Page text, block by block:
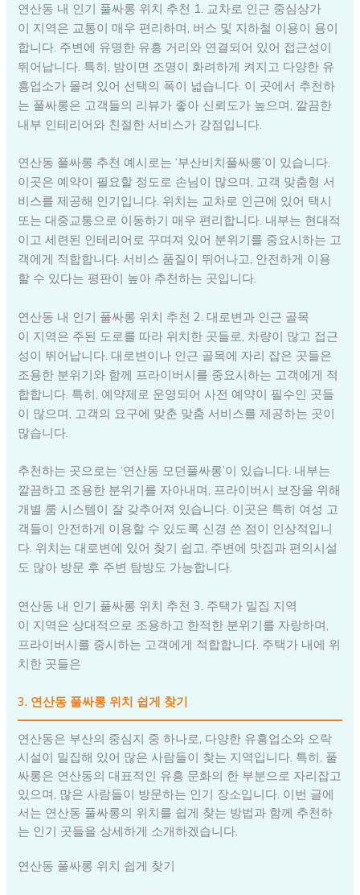
연산동 내 인기 풀싸롱 위치 추천 1. 교차로 인근 중심상가
이 지역은 교통이 매우 편리하며, 버스 및 지하철 이용이 용이
합니다. 주변에 유명한 유흥 거리와 연결되어 있어 접근성이
뛰어납니다. 특히, 밤이면 조명이 화려하게 켜지고 다양한 유
흥업소가 몰려 있어 선택의 폭이 넓습니다. 이 곳에서 추천하
는 풀싸롱은 고객들의 리뷰가 좋아 신뢰도가 높으며, 깔끔한
내부 인테리어와 친절한 서비스가 강점입니다.
연산동 풀싸롱 추천 예시로는 ‘부산비치풀싸롱’이 있습니다.
이곳은 예약이 필요할 정도로 손님이 많으며, 고객 맞춤형 서
비스를 제공해 인기입니다. 위치는 교차로 인근에 있어 택시
또는 대중교통으로 이동하기 매우 편리합니다. 내부는 현대적
이고 세련된 인테리어로 꾸며져 있어 분위기를 중요시하는 고
객에게 적합합니다. 서비스 품질이 뛰어나고, 안전하게 이용
할 수 있다는 평판이 높아 추천하는 곳입니다.
연산동 내 인기 풀싸롱 위치 추천 2. 대로변과 인근 골목
이 지역은 주된 도로를 따라 위치한 곳들로, 차량이 많고 접근
성이 뛰어납니다. 대로변이나 인근 골목에 자리 잡은 곳들은
조용한 분위기와 함께 프라이버시를 중요시하는 고객에게 적
합합니다. 특히, 예약제로 운영되어 사전 예약이 필수인 곳들
이 많으며, 고객의 요구에 맞춘 맞춤 서비스를 제공하는 곳이
많습니다.
추천하는 곳으로는 ‘연산동 모던풀싸롱’이 있습니다. 내부는
깔끔하고 조용한 분위기를 자아내며, 프라이버시 보장을 위해
개별 룸 시스템이 잘 갖추어져 있습니다. 이곳은 특히 여성 고
객들이 안전하게 이용할 수 있도록 신경 쓴 점이 인상적입니
다. 위치는 대로변에 있어 찾기 쉽고, 주변에 맛집과 편의시설
도 많아 방문 후 주변 탐방도 가능합니다.
연산동 내 인기 풀싸롱 위치 추천 3. 주택가 밀집 지역
이 지역은 상대적으로 조용하고 한적한 분위기를 자랑하며,
프라이버시를 중시하는 고객에게 적합합니다. 주택가 내에 위
치한 곳들은
3. 연산동 풀싸롱 위치 쉽게 찾기
연산동은 부산의 중심지 중 하나로, 다양한 유흥업소와 오락
시설이 밀집해 있어 많은 사람들이 찾는 지역입니다. 특히, 풀
싸롱은 연산동의 대표적인 유흥 문화의 한 부분으로 자리잡고
있으며, 많은 사람들이 방문하는 인기 장소입니다. 이번 글에
서는 연산동 풀싸롱의 위치를 쉽게 찾는 방법과 함께 추천하
는 인기 곳들을 상세하게 소개하겠습니다.
연산동 풀싸롱 위치 쉽게 찾기